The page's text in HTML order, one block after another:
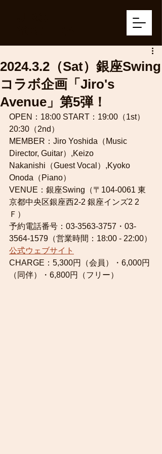
2024.3.2（Sat）銀座Swing
コラボ企画「Jiro's
Avenue」第5弾！
OPEN：18:00 START：19:00（1st）
20:30（2nd）
MEMBER：Jiro Yoshida（Music
Director, Guitar）,Keizo
Nakanishi（Guest Vocal）,Kyoko
Onoda（Piano）
VENUE：銀座Swing（〒104-0061 東
京都中央区銀座西2-2 銀座インズ2 2
Ｆ）
予約電話番号：03-3563-3757・03-
3564-1579（営業時間：18:00 - 22:00）
公式ウェブサイト
CHARGE：5,300円（会員）・6,000円
（同伴）・6,800円（フリー）